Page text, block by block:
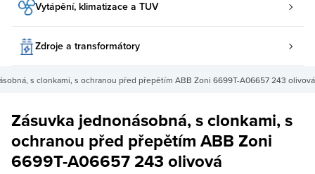
Vytápění, klimatizace a TUV
Zdroje a transformátory
s clonkami, s ochranou před přepětím ABB Zoni 6699T-A06657 243 olivová
Zásuvka jednonásobná, s clonkami, s
ochranou před přepětím ABB Zoni
6699T-A06657 243 olivová